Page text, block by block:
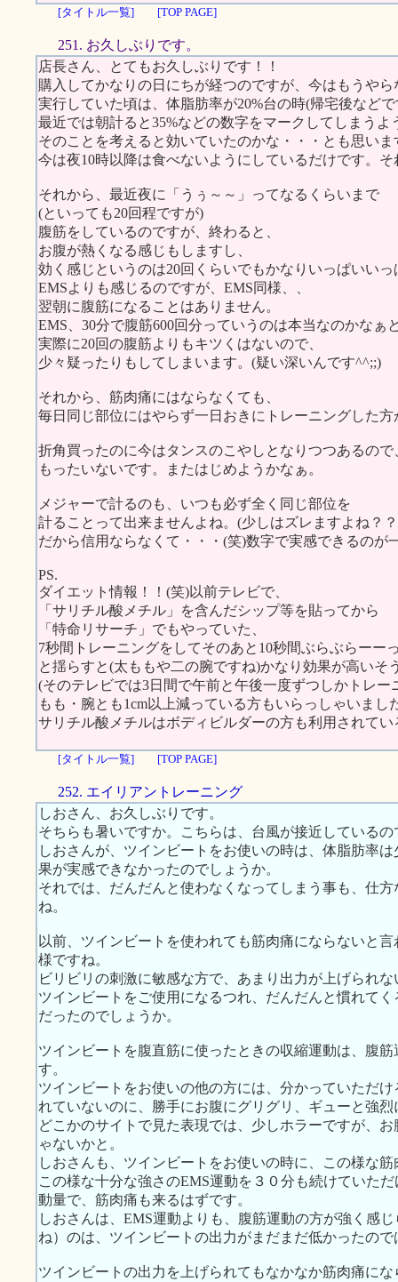
[タイトル一覧] [TOP PAGE]
251. お久しぶりです。
店長さん、とてもお久しぶりです！！
購入してかなりの日にちが経つのですが、今はもうや
実行していた頃は、体脂肪率が20%台の時(帰宅後など
最近では朝計ると35%などの数字をマークしてしまうよ
そのことを考えると効いていたのかな・・・とも思いま
今は夜10時以降は食べないようにしているだけです。
それから、最近夜に「うぅ～～」ってなるくらいまで
(といっても20回程ですが)
腹筋をしているのですが、終わると、
お腹が熱くなる感じもしますし、
効く感じというのは20回くらいでもかなりいっぱいい
EMSよりも感じるのですが、EMS同様、、
翌朝に腹筋になることはありません。
EMS、30分で腹筋600回分っていうのは本当なのかなぁ
実際に20回の腹筋よりもキツくはないので、
少々疑ったりもしてしまいます。(疑い深いんです^^;;)
それから、筋肉痛にはならなくても、
毎日同じ部位にはやらず一日おきにトレーニングした
折角買ったのに今はタンスのこやしとなりつつあるので
もったいないです。またはじめようかなぁ。
メジャーで計るのも、いつも必ず全く同じ部位を
計ることって出来ませんよね。(少しはズレますよね？
だから信用ならなくて・・・(笑)数字で実感できるのが
PS.
ダイエット情報！！(笑)以前テレビで、
「サリチル酸メチル」を含んだシップ等を貼ってから
「特命リサーチ」でもやっていた、
7秒間トレーニングをしてそのあと10秒間ぶらぶらーー
と揺らすと(太ももや二の腕ですね)かなり効果が高いそ
(そのテレビでは3日間で午前と午後一度ずつしかトレー
もも・腕とも1cm以上減っている方もいらっしゃいまし
サリチル酸メチルはボディビルダーの方も利用されてい
[タイトル一覧] [TOP PAGE]
252. エイリアントレーニング
しおさん、お久しぶりです。
そちらも暑いですか。こちらは、台風が接近している
しおさんが、ツインビートをお使いの時は、体脂肪率
果が実感できなかったのでしょうか。
それでは、だんだんと使わなくなってしまう事も、仕
ね。
以前、ツインビートを使われても筋肉痛にならないと
様ですね。
ビリビリの刺激に敏感な方で、あまり出力が上げられ
ツインビートをご使用になるつれ、だんだんと慣れて
だったのでしょうか。
ツインビートを腹直筋に使ったときの収縮運動は、腹
す。
ツインビートをお使いの他の方には、分かっていただ
れていないのに、勝手にお腹にグリグリ、ギューと強
どこかのサイトで見た表現では、少しホラーですが、
ゃないかと。
しおさんも、ツインビートをお使いの時に、この様な
この様な十分な強さのEMS運動を３０分も続けていた
動量で、筋肉痛も来るはずです。
しおさんは、EMS運動よりも、腹筋運動の方が強く感
ね）のは、ツインビートの出力がまだまだ低かったの
ツインビートの出力を上げられてもなかなか筋肉痛に